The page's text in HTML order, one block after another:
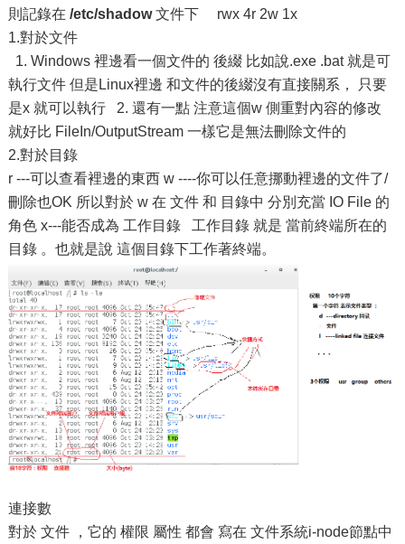
則記錄在 /etc/shadow文件下 rwx 4r 2w 1x
1.對於文件
1. Windows 裡邊看一個文件的 後綴 比如說.exe .bat 就是可
執行文件 但是Linux裡邊 和文件的後綴沒有直接關系， 只要
是x 就可以執行 2. 還有一點 注意這個w 側重對內容的修改
就好比 FileIn/OutputStream 一樣它是無法刪除文件的
2.對於目錄
r ---可以查看裡邊的東西 w ----你可以任意挪動裡邊的文件了/
刪除也OK 所以對於 w 在 文件 和 目錄中 分別充當 IO File 的
角色 x---能否成為 工作目錄 工作目錄 就是 當前終端所在的
目錄 。也就是說 這個目錄下工作著終端。
連接數
對於 文件 ，它的 權限 屬性 都會 寫在 文件系統i-node節點中